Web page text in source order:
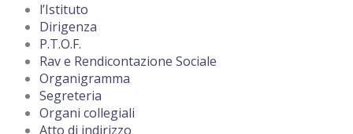
l’Istituto
Dirigenza
P.T.O.F.
Rav e Rendicontazione Sociale
Organigramma
Segreteria
Organi collegiali
Atto di indirizzo